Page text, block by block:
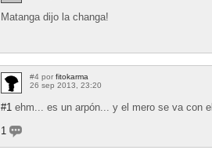
Matanga dijo la changa!
#4 por fitokarma
26 sep 2013, 23:20
#1 ehm... es un arpón... y el mero se va con el
1